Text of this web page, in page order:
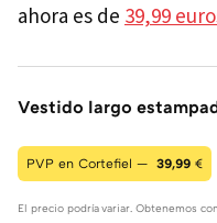
ahora es de 39,99
Vestido largo
PVP en Cortefiel — 39,99 €
El precio podría variar. Obtenemos